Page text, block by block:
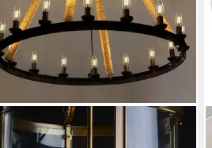
ZMH
LED-Leuchtmittel E14 C35, Edison